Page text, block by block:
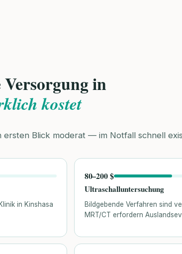
Versorgung in
kostet
ersten Blick moderat — im Notfall schnell
in Kinshasa
80–200 $
Ultraschalluntersuchung
Bildgebende Verfahren sind
MRT/CT erfordern